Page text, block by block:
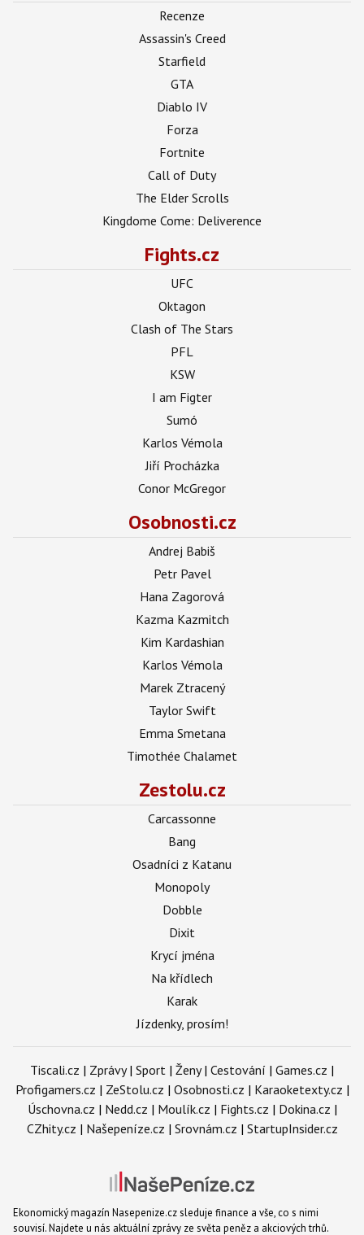
Recenze
Assassin's Creed
Starfield
GTA
Diablo IV
Forza
Fortnite
Call of Duty
The Elder Scrolls
Kingdome Come: Deliverence
Fights.cz
UFC
Oktagon
Clash of The Stars
PFL
KSW
I am Figter
Sumó
Karlos Vémola
Jiří Procházka
Conor McGregor
Osobnosti.cz
Andrej Babiš
Petr Pavel
Hana Zagorová
Kazma Kazmitch
Kim Kardashian
Karlos Vémola
Marek Ztracený
Taylor Swift
Emma Smetana
Timothée Chalamet
Zestolu.cz
Carcassonne
Bang
Osadníci z Katanu
Monopoly
Dobble
Dixit
Krycí jména
Na křídlech
Karak
Jízdenky, prosím!
Tiscali.cz | Zprávy| Sport | Ženy| Cestování | Games.cz |
Profigamers.cz | ZeStolu.cz | Osobnosti.cz | Karaoketexty.cz |
Úschovna.cz | Nedd.cz | Moulík.cz | Fights.cz | Dokina.cz |
CZhity.cz | Našepeníze.cz | Srovnám.cz | StartupInsider.cz
Ekonomický magazín Nasepenize.cz sleduje finance a vše, co s nimi
souvisí. Najdete u nás aktuální zprávy ze světa peněz a akciových trhů.